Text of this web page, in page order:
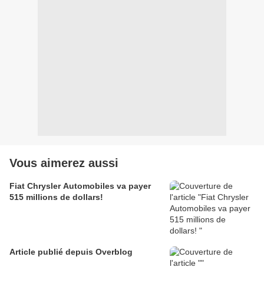
Vous aimerez aussi
Fiat Chrysler Automobiles va payer
515 millions de dollars!
Article publié depuis Overblog